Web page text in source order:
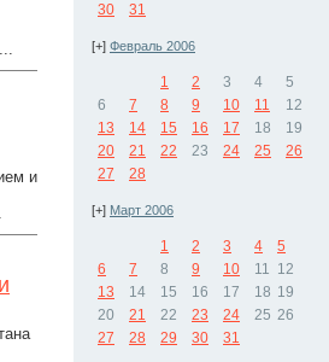
и
30
31
[+] Февраль 2006
1 2 3 4
5
6
7 8 9 10 11
12
13
14 15 16 17 18
19
20
21 22 23 24 25
26
27
28
[+] Март 2006
1 2 3 4
5
6
7 8 9 10 11 12
13
14 15 16 17 18 19
20
21 22 23 24 25 26
27
28 29 30 31